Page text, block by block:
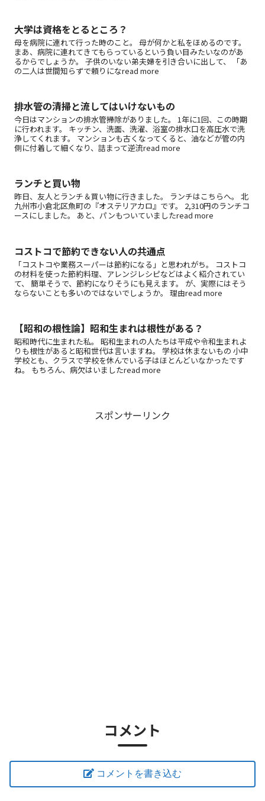
大学は資格をとるところ？
母を病院に連れて行った時のこと。 母が何かと私をほめるのです。
まあ、病院に連れてきてもらっているという負い目みたいなのがあ
るからでしょうか。 子供のいない弟夫婦を引き合いに出して、 「あ
の二人は世間知らずで頼りになread more
排水管の清掃と流してはいけないもの
今日はマンションの排水管掃除がありました。 1年に1回、この時期
に行われます。 キッチン、洗面、洗濯、浴室の排水口を高圧水で洗
浄してくれます。 マンションも古くなってくると、油などが管の内
側に付着して細くなり、詰まって逆流read more
ランチと買い物
昨日、友人とランチ＆買い物に行きました。 ランチはこちらへ。 北
九州市小倉北区魚町の『オステリアカロ』です。 2,310円のランチコ
ースにしました。 あと、パンもついていましたread more
コストコで節約できない人の共通点
「コストコや業務スーパーは節約になる」と思われがち。 コストコ
の材料を使った節約料理、アレンジレシピなどはよく紹介されてい
て、 簡単そうで、節約になりそうにも見えます。 が、実際にはそう
ならないことも多いのではないでしょうか。 理由read more
【昭和の根性論】昭和生まれは根性がある？
昭和時代に生まれた私。 昭和生まれの人たちは平成や令和生まれよ
りも根性があると昭和世代は言いますね。 学校は休まないもの 小中
学校とも、クラスで学校を休んでいる子はほとんどいなかったです
ね。 もちろん、病欠はいましたread more
スポンサーリンク
コメント
コメントを書き込む